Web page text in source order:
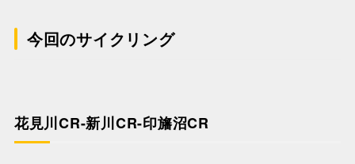
今回のサイクリング
花見川CR-新川CR-印旛沼CR